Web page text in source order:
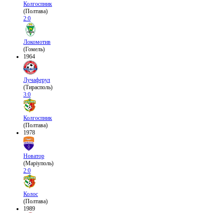
Колгоспник
(Полтава)
2:0
Локомотив
(Гомель)
1964
Лучаферул
(Тирасполь)
3:0
Колгоспник
(Полтава)
1978
Новатор
(Маріуполь)
2:0
Колос
(Полтава)
1989